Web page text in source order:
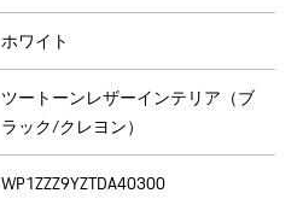
ホワイト
ツートーンレザーインテリア（ブ
ラック/クレヨン）
WP1ZZZ9YZTDA40300